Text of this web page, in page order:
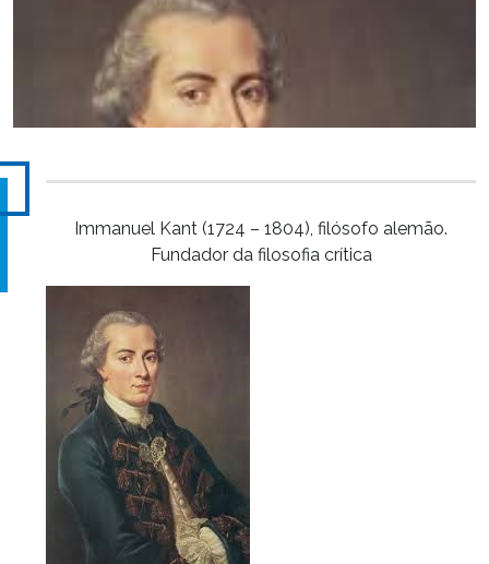
Immanuel Kant (1724 – 1804), filósofo alemão.
Fundador da filosofia crítica